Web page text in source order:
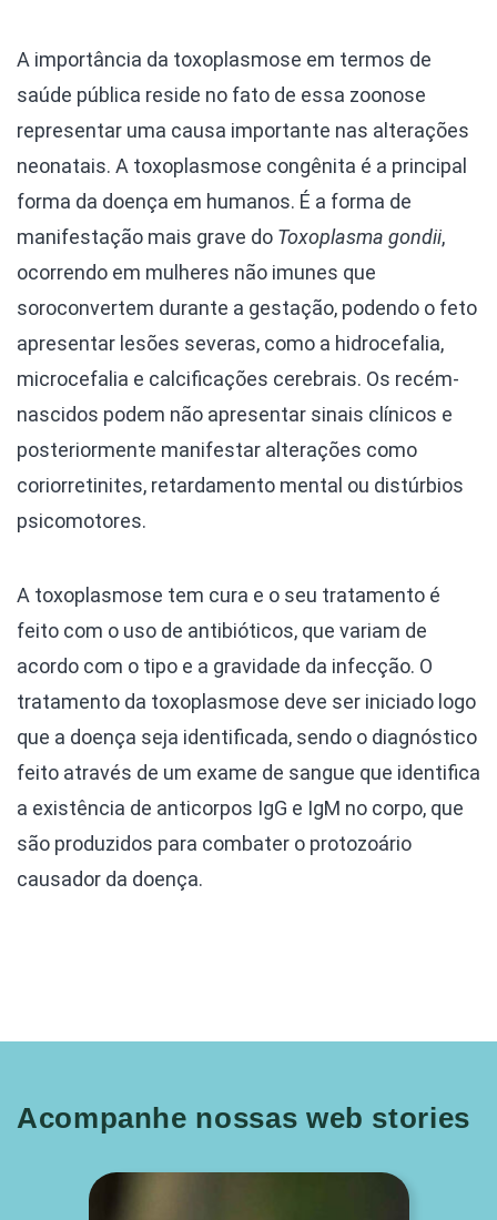
A importância da toxoplasmose em termos de
saúde pública reside no fato de essa zoonose
representar uma causa importante nas alterações
neonatais. A toxoplasmose congênita é a principal
forma da doença em humanos. É a forma de
manifestação mais grave do Toxoplasma gondii,
ocorrendo em mulheres não imunes que
soroconvertem durante a gestação, podendo o feto
apresentar lesões severas, como a hidrocefalia,
microcefalia e calcificações cerebrais. Os recém-
nascidos podem não apresentar sinais clínicos e
posteriormente manifestar alterações como
coriorretinites, retardamento mental ou distúrbios
psicomotores.
A toxoplasmose tem cura e o seu tratamento é
feito com o uso de antibióticos, que variam de
acordo com o tipo e a gravidade da infecção. O
tratamento da toxoplasmose deve ser iniciado logo
que a doença seja identificada, sendo o diagnóstico
feito através de um exame de sangue que identifica
a existência de anticorpos IgG e IgM no corpo, que
são produzidos para combater o protozoário
causador da doença.
Acompanhe nossas web stories